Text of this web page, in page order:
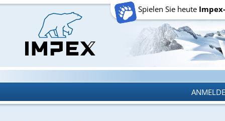
Spielen Sie heute